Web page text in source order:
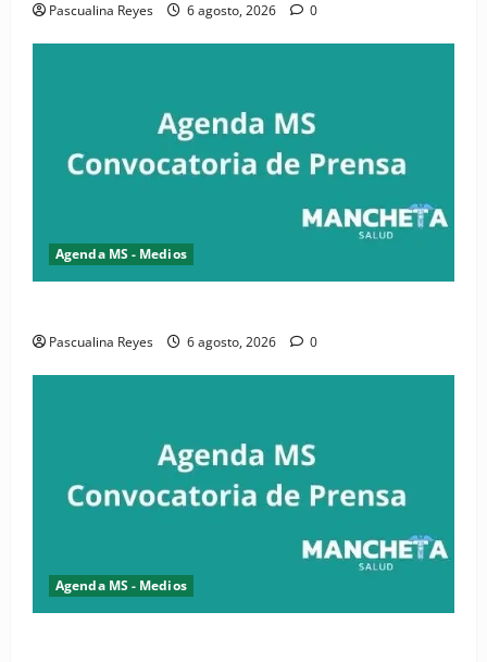
Pascualina Reyes 6 agosto, 2026 0
Agenda MS - Medios
Pascualina Reyes 6 agosto, 2026 0
Agenda MS - Medios